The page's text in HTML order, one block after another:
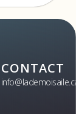
CONTACT